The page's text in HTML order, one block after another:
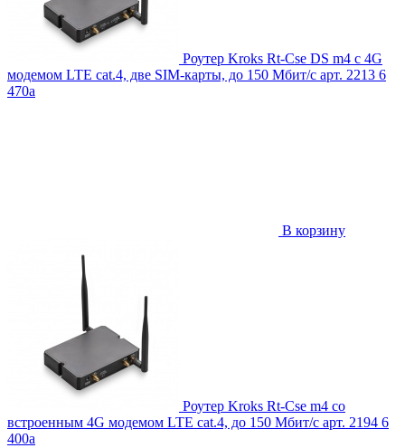
Роутер Kroks Rt-Cse DS m4 с 4G
модемом LTE cat.4, две SIM-карты, до 150 Мбит/с арт. 2213 6
470a
В корзину
Роутер Kroks Rt-Cse m4 со
встроенным 4G модемом LTE cat.4, до 150 Мбит/с арт. 2194 6
400a